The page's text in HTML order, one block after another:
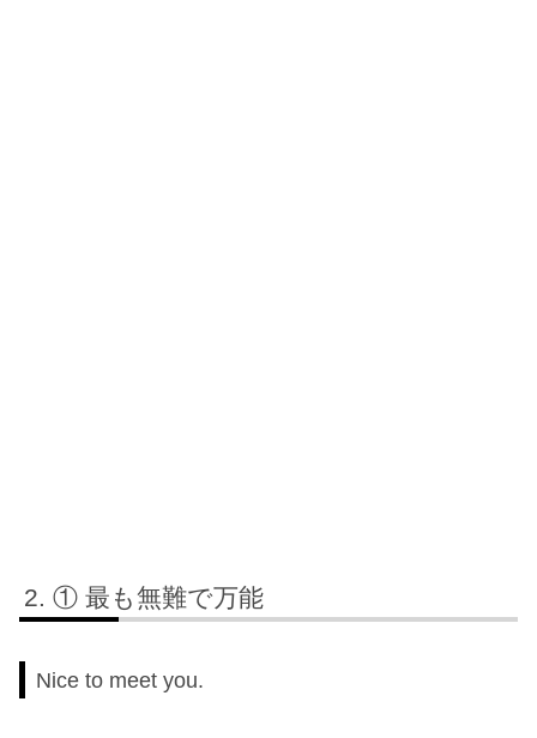
① 最も無難で万能
Nice to meet you.